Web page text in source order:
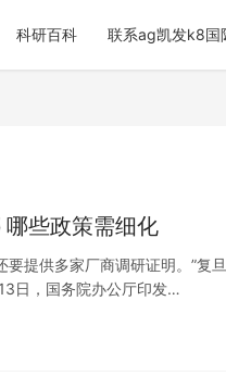
科研百科 联系ag凯发k8国
些政策需细化
提供多家厂商调研证明。”
日，国务院办公厅印发…